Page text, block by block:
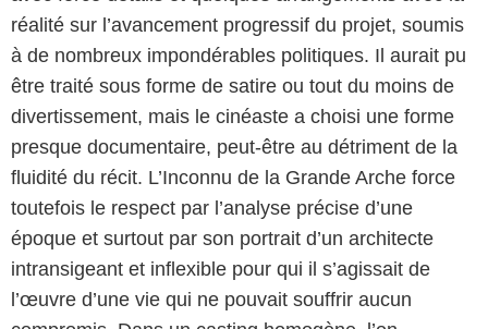
réalité sur l’avancement progressif du projet, soumis
à de nombreux impondérables politiques. Il aurait pu
être traité sous forme de satire ou tout du moins de
divertissement, mais le cinéaste a choisi une forme
presque documentaire, peut-être au détriment de la
fluidité du récit. L’Inconnu de la Grande Arche force
toutefois le respect par l’analyse précise d’une
époque et surtout par son portrait d’un architecte
intransigeant et inflexible pour qui il s’agissait de
l’œuvre d’une vie qui ne pouvait souffrir aucun